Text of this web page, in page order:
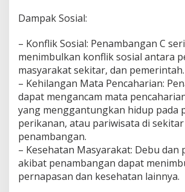
Dampak Sosial:
– Konflik Sosial: Penambangan C
menimbulkan konflik sosial antara
masyarakat sekitar, dan pemerintah.
– Kehilangan Mata Pencaharian:
dapat mengancam mata
yang menggantungkan hidup pada
perikanan, atau pariwisata di
penambangan.
– Kesehatan Masyarakat: Debu dan
akibat penambangan dapat
pernapasan dan kesehatan lainnya.